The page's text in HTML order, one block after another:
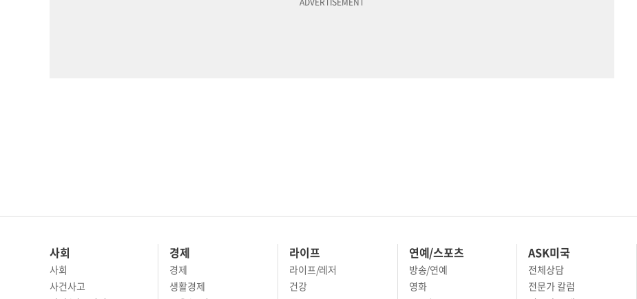
사회
사회
사건사고
경제
경제
생활경제
라이프
라이프/레저
건강
연예/스포츠
방송/연예
영화
ASK미국
전체상담
전문가 칼럼